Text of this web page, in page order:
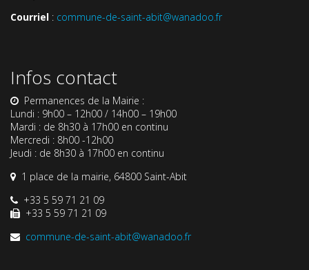
Courriel : commune-de-saint-abit@wanadoo.fr
Infos contact
Permanences de la Mairie :
Lundi : 9h00 – 12h00 / 14h00 – 19h00
Mardi : de 8h30 à 17h00 en continu
Mercredi : 8h00 -12h00
Jeudi : de 8h30 à 17h00 en continu
1 place de la mairie, 64800 Saint-Abit
+33 5 59 71 21 09
+33 5 59 71 21 09
commune-de-saint-abit@wanadoo.fr